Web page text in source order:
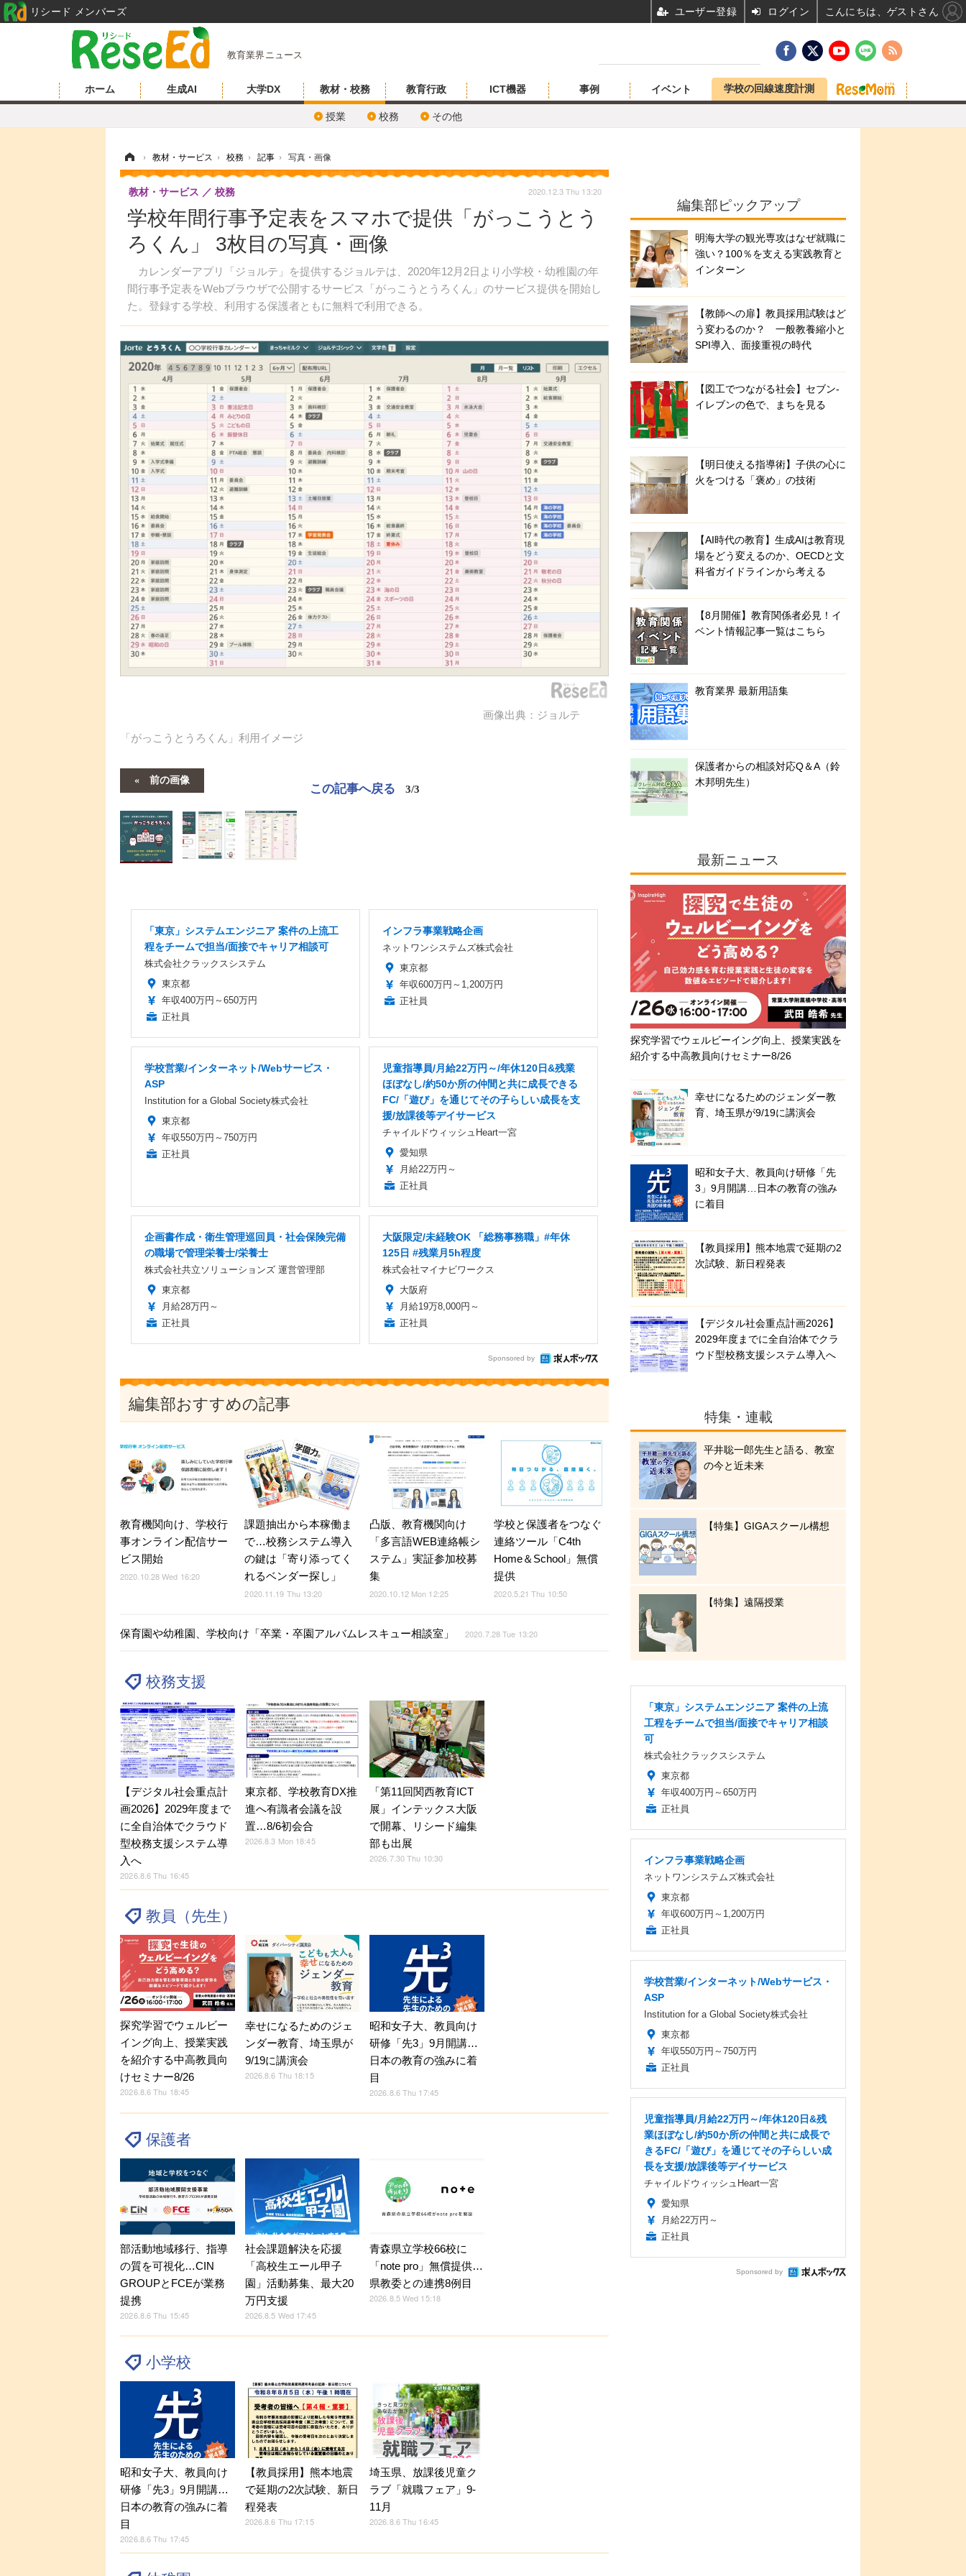
教育業界ニュース
ホーム 生成AI 大学DX 教材・校務
授業 校務 その他
教育行政 ICT機器 事例 イベント 学校の回線速度計測
› 教材・サービス › 校務 › 記事 › 写真・画像
学校年間行事予定表をスマホで提供「がっこうとう
ろくん」 3枚目の写真・画像
カレンダーアプリ「ジョルテ」を提供するジョルテは、2020年12月2日より小学校・幼稚園の年
間行事予定表をWebブラウザで公開するサービス「がっこうとうろくん」のサービス提供を開始し
た。登録する学校、利用する保護者ともに無料で利用できる。
教材・サービス 校務 2020.12.3 Thu 13:20
画像出典：ジョルテ
「がっこうとうろくん」利用イメージ
前の画像
この記事へ戻る 3/3
「東京」システムエンジニア 案件の上流工
程をチームで担当/面接でキャリア相談可
株式会社クラックスシステム
東京都
年収400万円～650万円
正社員
インフラ事業戦略企画
ネットワンシステムズ株式会社
東京都
年収600万円～1,200万円
正社員
学校営業/インターネット/Webサービス・
ASP
Institution for a Global Society株式会社
東京都
年収550万円～750万円
正社員
児童指導員/月給22万円～/年休120日&残業
ほぼなし/約50か所の仲間と共に成長できる
FC/「遊び」を通じてその子らしい成長を支
援/放課後等デイサービス
チャイルドウィッシュHeart一宮
愛知県
月給22万円～
正社員
企画書作成・衛生管理巡回員・社会保険完備
の職場で管理栄養士/栄養士
株式会社共立ソリューションズ 運営管理部
東京都
月給28万円～
正社員
大阪限定/未経験OK 「総務事務職」#年休
125日 #残業月5h程度
株式会社マイナビワークス
大阪府
月給19万8,000円～
正社員
Sponsored by
編集部おすすめの記事
教育機関向け、学校行
事オンライン配信サー
ビス開始
2020.10.28 Wed 16:20
課題抽出から本稼働ま
で…校務システム導入
の鍵は「寄り添ってく
れるベンダー探し」
2020.11.19 Thu 13:20
凸版、教育機関向け
「多言語WEB連絡帳シ
ステム」実証参加校募
集
2020.10.12 Mon 12:25
学校と保護者をつなぐ
連絡ツール「C4th
Home＆School」無償
提供
2020.5.21 Thu 10:50
保育園や幼稚園、学校向け「卒業・卒園アルバムレスキュー相談室」 2020.7.28 Tue 13:20
校務支援
【デジタル社会重点計
画2026】2029年度まで
に全自治体でクラウド
型校務支援システム導
入へ
2026.8.6 Thu 16:45
東京都、学校教育DX推
進へ有識者会議を設
置…8/6初会合
2026.8.3 Mon 18:45
「第11回関西教育ICT
展」インテックス大阪
で開幕、リシード編集
部も出展
2026.7.30 Thu 10:30
教員（先生）
探究学習でウェルビー
イング向上、授業実践
を紹介する中高教員向
けセミナー8/26
2026.8.6 Thu 18:45
幸せになるためのジェ
ンダー教育、埼玉県が
9/19に講演会
2026.8.6 Thu 18:15
昭和女子大、教員向け
研修「先3」9月開講…
日本の教育の強みに着
目
2026.8.6 Thu 17:45
保護者
部活動地域移行、指導
の質を可視化…CIN
GROUPとFCEが業務
提携
2026.8.6 Thu 15:45
社会課題解決を応援
「高校生エール甲子
園」活動募集、最大20
万円支援
2026.8.5 Wed 17:45
青森県立学校66校に
「note pro」無償提供…
県教委との連携8例目
2026.8.5 Wed 15:18
小学校
昭和女子大、教員向け
研修「先3」9月開講…
日本の教育の強みに着
目
2026.8.6 Thu 17:45
【教員採用】熊本地震
で延期の2次試験、新日
程発表
2026.8.6 Thu 17:15
埼玉県、放課後児童ク
ラブ「就職フェア」9-
11月
2026.8.6 Thu 16:45
編集部ピックアップ
明海大学の観光専攻はなぜ就職に
強い？100％を支える実践教育と
インターン
【教師への扉】教員採用試験はど
う変わるのか？ 一般教養縮小と
SPI導入、面接重視の時代
【図工でつながる社会】セブン‐
イレブンの色で、まちを見る
【明日使える指導術】子供の心に
火をつける「褒め」の技術
【AI時代の教育】生成AIは教育現
場をどう変えるのか、OECDと文
科省ガイドラインから考える
【8月開催】教育関係者必見！イ
ベント情報記事一覧はこちら
教育業界 最新用語集
保護者からの相談対応Q＆A（鈴
木邦明先生）
最新ニュース
探究学習でウェルビーイング向上、授業実践を
紹介する中高教員向けセミナー8/26
幸せになるためのジェンダー教
育、埼玉県が9/19に講演会
昭和女子大、教員向け研修「先
3」9月開講…日本の教育の強み
に着目
【教員採用】熊本地震で延期の2
次試験、新日程発表
【デジタル社会重点計画2026】
2029年度までに全自治体でクラ
ウド型校務支援システム導入へ
特集・連載
平井聡一郎先生と語る、教室
の今と近未来
【特集】GIGAスクール構想
【特集】遠隔授業
「東京」システムエンジニア 案件の上流
工程をチームで担当/面接でキャリア相談
可
株式会社クラックスシステム
東京都
年収400万円～650万円
正社員
インフラ事業戦略企画
ネットワンシステムズ株式会社
東京都
年収600万円～1,200万円
正社員
学校営業/インターネット/Webサービス・
ASP
Institution for a Global Society株式会社
東京都
年収550万円～750万円
正社員
児童指導員/月給22万円～/年休120日&残
業ほぼなし/約50か所の仲間と共に成長で
きるFC/「遊び」を通じてその子らしい成
長を支援/放課後等デイサービス
チャイルドウィッシュHeart一宮
愛知県
月給22万円～
正社員
Sponsored by
リシード メンバーズ ユーザー登録 ログイン こんにちは、ゲストさん